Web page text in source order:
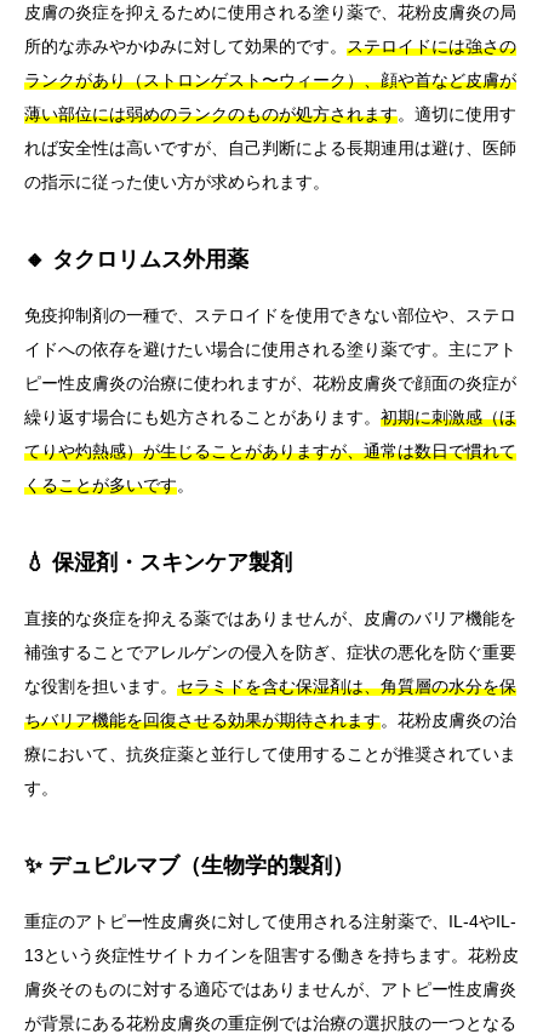
皮膚の炎症を抑えるために使用される塗り薬で、花粉皮膚炎の局
所的な赤みやかゆみに対して効果的です。 ステロイドには強さの
ランクがあり（ストロンゲスト〜ウィーク）、顔や首など皮膚が
薄い部位には弱めのランクのものが処方されます。適切に使用す
れば安全性は高いですが、自己判断による長期連用は避け、医師
の指示に従った使い方が求められます。
🔸 タクロリムス外用薬
免疫抑制剤の一種で、ステロイドを使用できない部位や、ステロ
イドへの依存を避けたい場合に使用される塗り薬です。主にアト
ピー性皮膚炎の治療に使われますが、花粉皮膚炎で顔面の炎症が
繰り返す場合にも処方されることがあります。 初期に刺激感（ほ
てりや灼熱感）が生じることがありますが、通常は数日で慣れて
くることが多いです。
💧 保湿剤・スキンケア製剤
直接的な炎症を抑える薬ではありませんが、皮膚のバリア機能を
補強することでアレルゲンの侵入を防ぎ、症状の悪化を防ぐ重要
な役割を担います。 セラミドを含む保湿剤は、角質層の水分を保
ちバリア機能を回復させる効果が期待されます。花粉皮膚炎の治
療において、抗炎症薬と並行して使用することが推奨されていま
す。
✨ デュピルマブ（生物学的製剤）
重症のアトピー性皮膚炎に対して使用される注射薬で、IL-4やIL-
13という炎症性サイトカインを阻害する働きを持ちます。花粉皮
膚炎そのものに対する適応ではありませんが、アトピー性皮膚炎
が背景にある花粉皮膚炎の重症例では治療の選択肢の一つとなる